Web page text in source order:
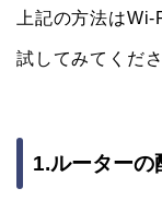
上記の方法は
試してみてくださ
1.ルーターの